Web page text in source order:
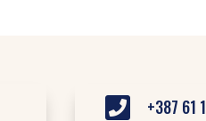
 +387 61